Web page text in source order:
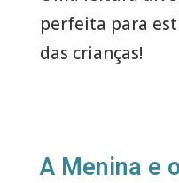
perfeita para
das crianças!
A Menina e